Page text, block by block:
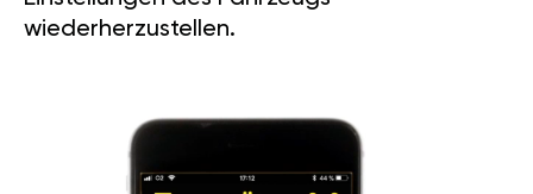
wiederherzustellen.